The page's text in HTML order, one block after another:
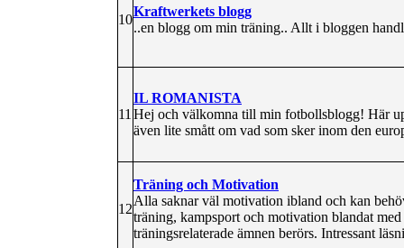
10
Kraftwerkets blogg
..en blogg om min träning.. Allt i bloggen
11
IL ROMANISTA
Hej och välkomna till min fotbollsblogg! Här
även lite smått om vad som sker inom den
12
Träning och Motivation
Alla saknar väl motivation ibland och kan
träning, kampsport och motivation blandat
träningsrelaterade ämnen berörs. Intressant